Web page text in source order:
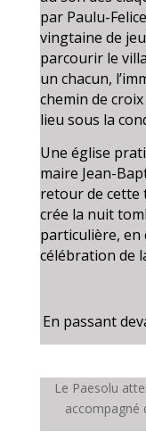
par Paulu-
vingtaine de
parcourir le
un chacun,
chemin de croix
lieu sous la
Une église
maire Jean-
retour de cette
crée la nuit
particulière, en
célébration de
En passant
Le Paesolu
accompagné